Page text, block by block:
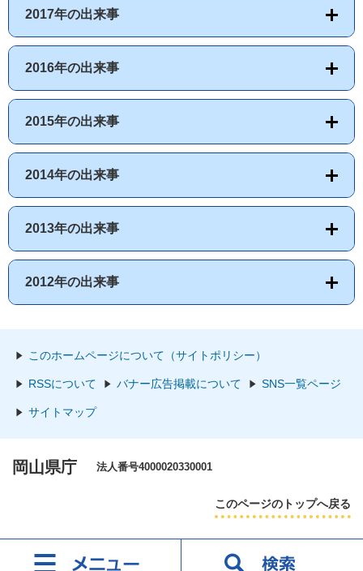
2017年の出来事
2016年の出来事
2015年の出来事
2014年の出来事
2013年の出来事
2012年の出来事
このホームページについて（サイトポリシー）
RSSについて バナー広告掲載について SNS一覧ページ
サイトマップ
岡山県庁 法人番号4000020330001
このページのトップへ戻る